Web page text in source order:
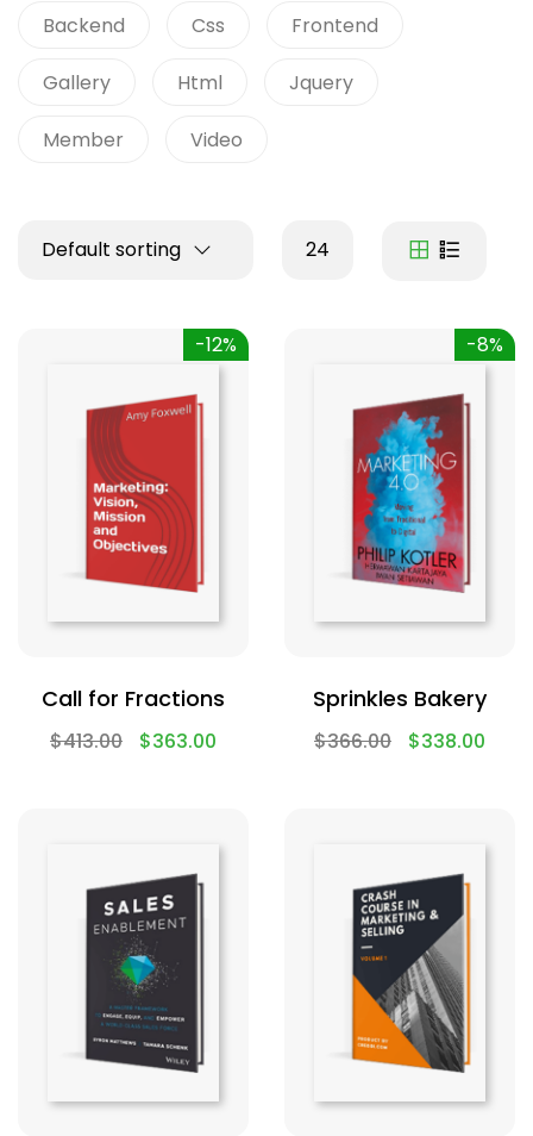
Backend Css Frontend
Gallery Html Jquery
Member Video
Default sorting 24
-12%
Call for Fractions
$413.00 $363.00
-8%
Sprinkles Bakery
$366.00 $338.00